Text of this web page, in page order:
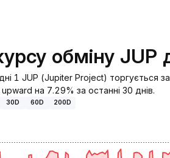
обміну JUP
1 JUP (Jupiter Project) торгується
на 7.29% за останні 30 днів.
30D 60D 200D